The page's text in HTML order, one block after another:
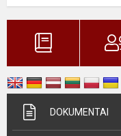
DOKUMENTAI